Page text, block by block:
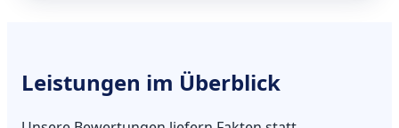
Leistungen im Überblick